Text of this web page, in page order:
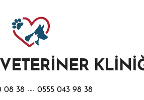
08 38 --- 0555 043 98 38